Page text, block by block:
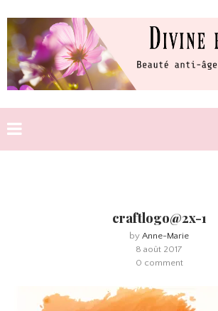
craftlogo@2x-1
by Anne-Marie
8 août 2017
0 comment